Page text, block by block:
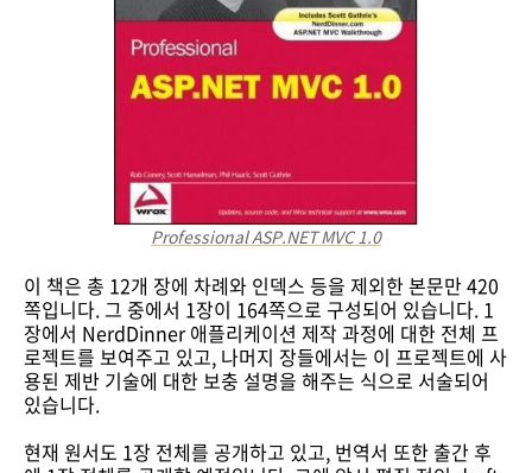
Professional ASP.NET MVC 1.0
이 책은 총 12개 장에 차례와 인덱스 등을 제외한 본문만 420
쪽입니다. 그 중에서 1장이 164쪽으로 구성되어 있습니다. 1
장에서 NerdDinner 애플리케이션 제작 과정에 대한 전체 프
로젝트를 보여주고 있고, 나머지 장들에서는 이 프로젝트에 사
용된 제반 기술에 대한 보충 설명을 해주는 식으로 서술되어
있습니다.
현재 원서도 1장 전체를 공개하고 있고, 번역서 또한 출간 후